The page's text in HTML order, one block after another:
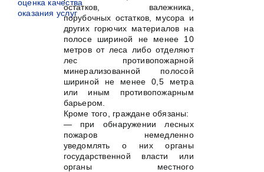
остатков, валежника,
порубочных остатков, мусора и
других горючих материалов на
полосе шириной не менее 10
метров от леса либо отделяют
лес противопожарной
минерализованной полосой
шириной не менее 0,5 метра
или иным противопожарным
барьером.
Кроме того, граждане обязаны:
— при обнаружении лесных
пожаров немедленно
уведомлять о них органы
государственной власти или
органы местного
оценка качества
оказания услуг